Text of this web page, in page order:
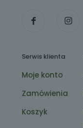
Serwis klienta
Moje konto
Zamówienia
Koszyk